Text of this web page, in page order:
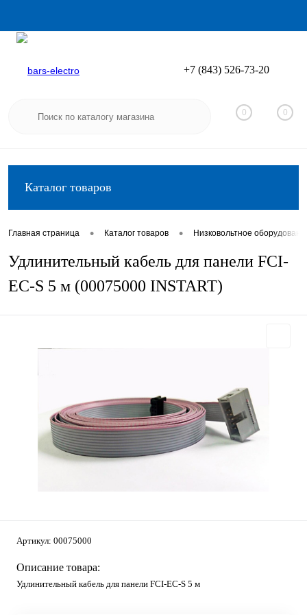
Вход
+7 (843) 526-73-20
0 0
Каталог товаров
Главная страница • Каталог товаров • Низковольтное
Удлинительный кабель для панели FCI-
EC-S 5 м (00075000 INSTART)
Артикул: 00075000
Описание товара:
Удлинительный кабель для панели FCI-EC-S 5 м